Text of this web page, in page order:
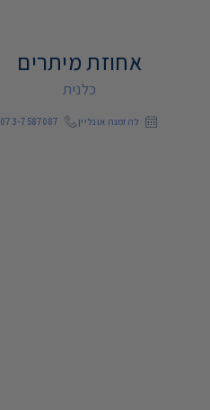
אחוזת מיתרים
כלנית
להזמנה אונליין 073-7587087